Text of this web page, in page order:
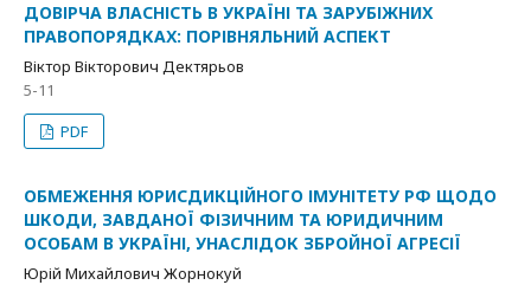
ДОВІРЧА ВЛАСНІСТЬ В УКРАЇНІ ТА ЗАРУБІЖНИХ
ПРАВОПОРЯДКАХ: ПОРІВНЯЛЬНИЙ АСПЕКТ
Віктор Вікторович Дектярьов
5-11
PDF
ОБМЕЖЕННЯ ЮРИСДИКЦІЙНОГО ІМУНІТЕТУ РФ ЩОДО
ШКОДИ, ЗАВДАНОЇ ФІЗИЧНИМ ТА ЮРИДИЧНИМ
ОСОБАМ В УКРАЇНІ, УНАСЛІДОК ЗБРОЙНОЇ АГРЕСІЇ
Юрій Михайлович Жорнокуй